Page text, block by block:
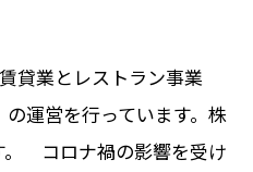
貸業とレストラン事業
の運営を行っています。株
。 コロナ禍の影響を受け